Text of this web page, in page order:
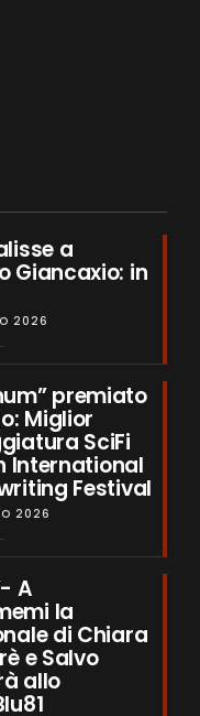
a
Giancaxio: in
2026
premiato
Miglior
SciFi
International
Festival
2026
A
la
di Chiara
e Salvo
allo